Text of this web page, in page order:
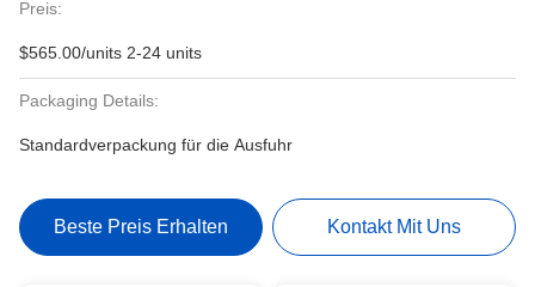
Preis:
$565.00/units 2-24 units
Packaging Details:
Standardverpackung für die Ausfuhr
Beste Preis Erhalten Kontakt Mit Uns